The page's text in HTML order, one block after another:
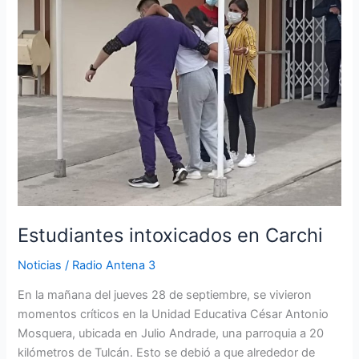
Estudiantes intoxicados en Carchi
Noticias / Radio Antena 3
En la mañana del jueves 28 de septiembre, se vivieron
momentos críticos en la Unidad Educativa César Antonio
Mosquera, ubicada en Julio Andrade, una parroquia a 20
kilómetros de Tulcán. Esto se debió a que alrededor de
Carchi